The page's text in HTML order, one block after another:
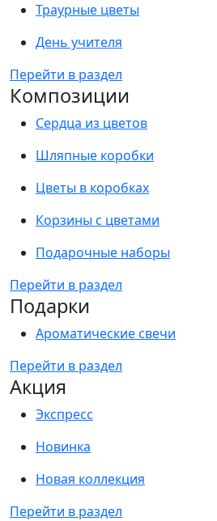
Траурные цветы
День учителя
Перейти в раздел
Композиции
Сердца из цветов
Шляпные коробки
Цветы в коробках
Корзины с цветами
Подарочные наборы
Перейти в раздел
Подарки
Ароматические свечи
Перейти в раздел
Акция
Экспресс
Новинка
Новая коллекция
Перейти в раздел